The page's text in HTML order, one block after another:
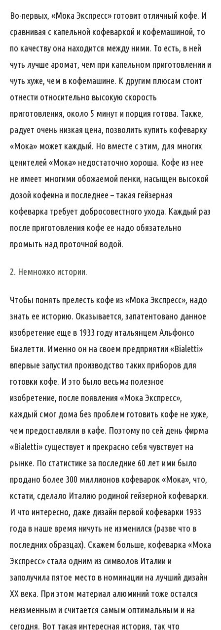
Во-первых, «Мока Экспресс» готовит отличный кофе. И
сравнивая с капельной кофеваркой и кофемашиной, то
по качеству она находится между ними. То есть, в ней
чуть лучше аромат, чем при капельном приготовлении и
чуть хуже, чем в кофемашине. К другим плюсам стоит
отнести относительно высокую скорость
приготовления, около 5 минут и порция готова. Также,
радует очень низкая цена, позволить купить кофеварку
«Мока» может каждый. Но вместе с этим, для многих
ценителей «Мока» недостаточно хороша. Кофе из нее
не имеет многими обожаемой пенки, насыщен высокой
дозой кофеина и последнее – такая гейзерная
кофеварка требует добросовестного ухода. Каждый раз
после приготовления кофе ее надо обязательно
промыть над проточной водой.
2. Немножко истории.
Чтобы понять прелесть кофе из «Мока Экспресс», надо
знать ее историю. Оказывается, запатентовано данное
изобретение еще в 1933 году итальянцем Альфонсо
Биалетти. Именно он на своем предприятии «Bialetti»
впервые запустил производство таких приборов для
готовки кофе. И это было весьма полезное
изобретение, после появления «Мока Экспресс»,
каждый смог дома без проблем готовить кофе не хуже,
чем предоставляли в кафе. Поэтому по сей день фирма
«Bialetti» существует и прекрасно себя чувствует на
рынке. По статистике за последние 60 лет ими было
продано более 300 миллионов кофеварок «Мока», что,
кстати, сделало Италию родиной гейзерной кофеварки.
И что интересно, даже дизайн первой кофеварки 1933
года в наше время ничуть не изменился (разве что в
последних образцах). Скажем больше, кофеварка «Мока
Экспресс» стала одним из символов Италии и
заполучила пятое место в номинации на лучший дизайн
ХХ века. При этом материал алюминий тоже остался
неизменным и считается самым оптимальным и на
сегодня. Вот такая интересная история, так что